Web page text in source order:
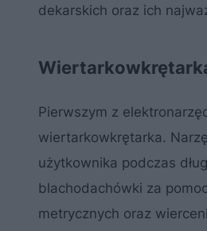
dekarskich oraz ich
Pierwszym z
wiertarkowkrętarka.
użytkownika podczas
blachodachówki za
metrycznych oraz